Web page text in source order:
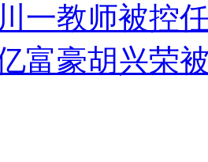
一教师被控
富豪胡兴荣